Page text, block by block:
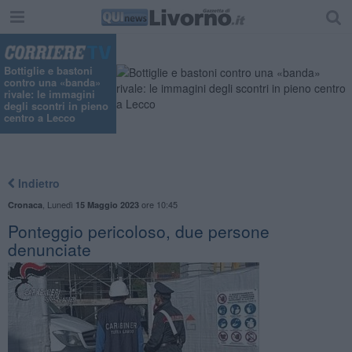
Bottiglie e bastoni
contro una «banda»
rivale: le immagini
degli scontri in pieno
centro a Lecco
Indietro
Cronaca Lunedì 15 Maggio 2023ore 10:45
Ponteggio pericoloso, due persone
denunciate